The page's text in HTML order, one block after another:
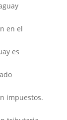
en el
es
impuestos.